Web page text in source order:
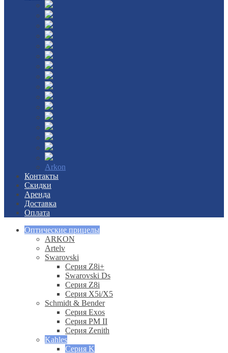
Arkon
Контакты
Скидки
Аренда
Доставка
Оплата
Оптические прицелы
ARKON
Artelv
Swarovski
Серия Z8i+
Swarovski Ds
Серия Z8i
Серия X5i/X5
Schmidt & Bender
Серия Exos
Серия PM II
Cерия Zenith
Kahles
Серия K